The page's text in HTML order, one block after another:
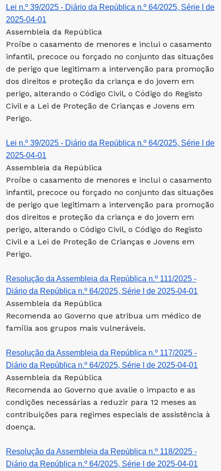
Lei n.º 39/2025 - Diário da República n.º 64/2025, Série I de
2025-04-01
Assembleia da República
Proíbe o casamento de menores e inclui o casamento
infantil, precoce ou forçado no conjunto das situações
de perigo que legitimam a intervenção para promoção
dos direitos e proteção da criança e do jovem em
perigo, alterando o Código Civil, o Código do Registo
Civil e a Lei de Proteção de Crianças e Jovens em
Perigo.
Lei n.º 39/2025 - Diário da República n.º 64/2025, Série I de
2025-04-01
Assembleia da República
Proíbe o casamento de menores e inclui o casamento
infantil, precoce ou forçado no conjunto das situações
de perigo que legitimam a intervenção para promoção
dos direitos e proteção da criança e do jovem em
perigo, alterando o Código Civil, o Código do Registo
Civil e a Lei de Proteção de Crianças e Jovens em
Perigo.
Resolução da Assembleia da República n.º 111/2025 -
Diário da República n.º 64/2025, Série I de 2025-04-01
Assembleia da República
Recomenda ao Governo que atribua um médico de
família aos grupos mais vulneráveis.
Resolução da Assembleia da República n.º 117/2025 -
Diário da República n.º 64/2025, Série I de 2025-04-01
Assembleia da República
Recomenda ao Governo que avalie o impacto e as
condições necessárias a reduzir para 12 meses as
contribuições para regimes especiais de assistência à
doença.
Resolução da Assembleia da República n.º 118/2025 -
Diário da República n.º 64/2025, Série I de 2025-04-01